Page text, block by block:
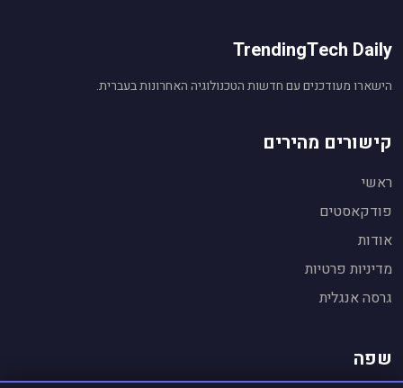
TrendingTech Daily
הישארו מעודכנים עם חדשות הטכנולוגיה האחרונות בעברית.
קישורים מהירים
ראשי
פודקאסטים
אודות
מדיניות פרטיות
גרסה אנגלית
שפה